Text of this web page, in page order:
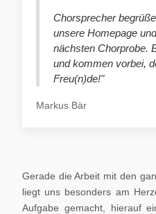
Chorsprecher
unsere Homepage
nächsten Chorprobe.
und kommen vorbei,
Freu(n)de!"
Markus Bär
Gerade die Arbeit mit den
liegt uns besonders am
Aufgabe gemacht, hierauf